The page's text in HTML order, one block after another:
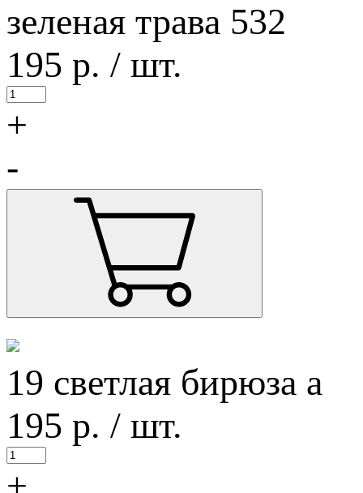
зеленая трава 532
195 р. / шт.
+
-
19 светлая бирюза а
195 р. / шт.